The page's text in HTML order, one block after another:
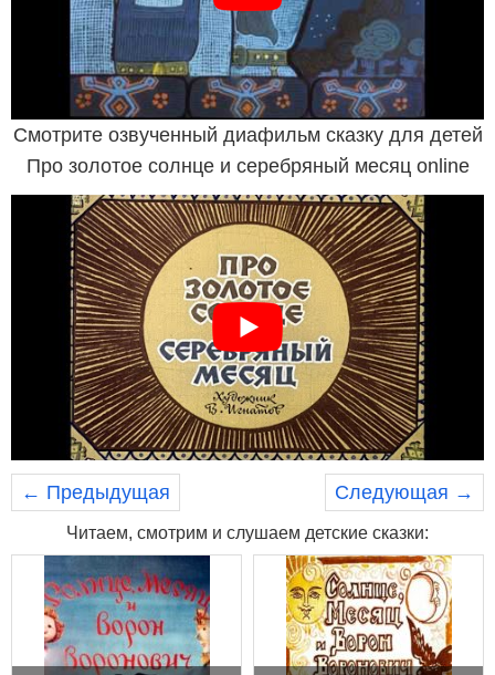
Смотрите озвученный диафильм сказку для детей
Про золотое солнце и серебряный месяц online
← Предыдущая Следующая →
Читаем, смотрим и слушаем детские сказки: